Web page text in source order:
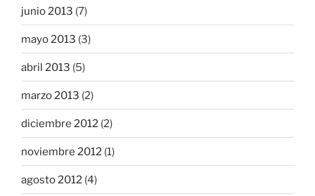
junio 2013 (7)
mayo 2013 (3)
abril 2013 (5)
marzo 2013 (2)
diciembre 2012 (2)
noviembre 2012 (1)
agosto 2012 (4)